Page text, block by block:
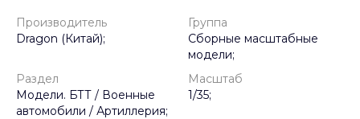
Производитель
Dragon (Китай);
Группа
Сборные масштабные
модели;
Раздел
Модели. БТТ / Военные
автомобили / Артиллерия;
Масштаб
1/35;